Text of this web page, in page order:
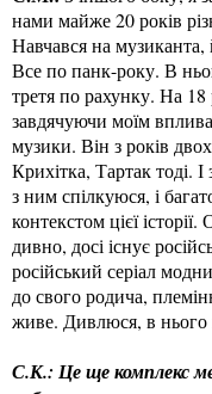
нами майже 20 років
Навчався на
Все по панк-року. В
третя по рахунку. На 18
завдячуючи моїм
музики. Він з років
Крихітка, Тартак тоді.
з ним спілкуюся, і
контекстом цієї
дивно, досі існує
російський серіал
до свого родича,
живе. Дивлюся, в нього
С.К.: Це ще комплекс